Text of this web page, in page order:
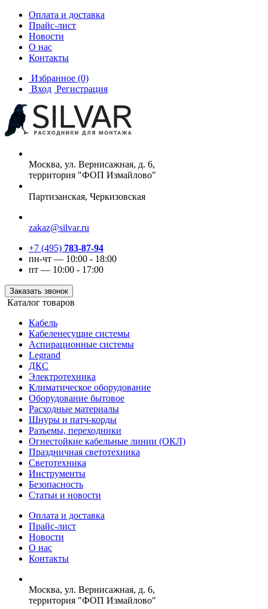
Оплата и доставка
Прайс-лист
Новости
О нас
Контакты
Избранное (0)
Вход Регистрация
Москва, ул. Вернисажная, д. 6,
территория "ФОП Измайлово"
Партизанская, Черкизовская
zakaz@silvar.ru
+7 (495) 783-87-94
пн-чт — 10:00 - 18:00
пт — 10:00 - 17:00
Заказать звонок
Каталог товаров
Кабель
Кабеленесущие системы
Аспирационные системы
Legrand
ДКС
Электротехника
Климатическое оборудование
Оборудование бытовое
Расходные материалы
Шнуры и патч-корды
Разъемы, переходники
Огнестойкие кабельные линии (ОКЛ)
Праздничная светотехника
Светотехника
Инструменты
Безопасность
Статьи и новости
Оплата и доставка
Прайс-лист
Новости
О нас
Контакты
Москва, ул. Вернисажная, д. 6,
территория "ФОП Измайлово"